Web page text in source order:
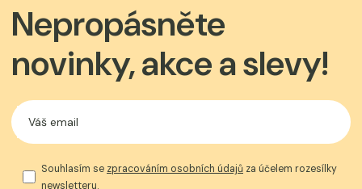
Nepropásněte
novinky, akce a slevy!
Souhlasím se zpracováním osobních údajů za účelem rozesílky
newsletteru.